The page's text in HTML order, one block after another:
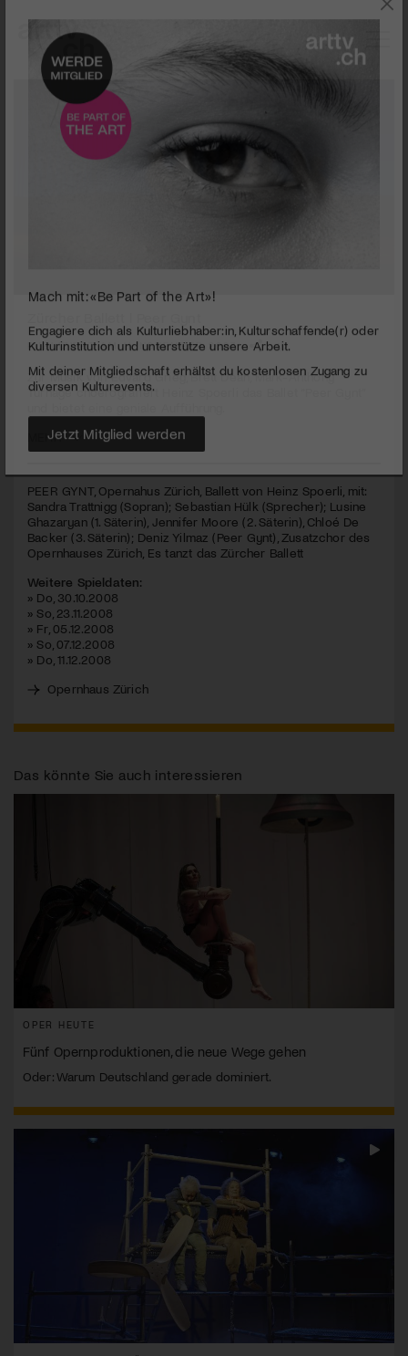
seconds
PUBLIZIERT AM 11. NOVEMBER 2007
Zur Musik von Edvard Grieg, Brett Dean, Mark-Anthony
Turnage choerografiert Heinz Spoerli das Ballet “Peer Gynt”
MEHR
PEER GYNT, Opernahus Zürich, Ballett von Heinz Spoerli, mit:
Sandra Trattnigg (Sopran); Sebastian Hülk (Sprecher); Lusine
Ghazaryan (1. Säterin), Jennifer Moore (2. Säterin), Chloé De
Backer (3. Säterin); Deniz Yilmaz (Peer Gynt), Zusatzchor des
Opernhauses Zürich, Es tanzt das Zürcher Ballett
Weitere Spieldaten:
» Do, 30.10.2008
» So, 23.11.2008
» Fr, 05.12.2008
» So, 07.12.2008
» Do, 11.12.2008
Opernhaus Zürich
Das könnte Sie auch interessieren
OPER HEUTE
Fünf Opernproduktionen, die neue Wege gehen
Oder: Warum Deutschland gerade dominiert.
Engagiere dich als Kulturliebhaber:in, Kulturschaffende(r) oder
Kulturinstitution und unterstütze unsere Arbeit.
Mit deiner Mitgliedschaft erhältst du kostenlosen Zugang zu
Jetzt Mitglied werden